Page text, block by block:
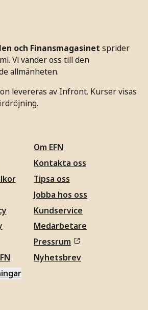
och Finansmagasinet sprider
Vi vänder oss till den
allmänheten.
levereras av Infront. Kurser visas
Om EFN
Kontakta oss
Tipsa oss
Jobba hos oss
Kundservice
Medarbetare
Pressrum
Nyhetsbrev